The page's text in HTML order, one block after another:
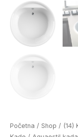
Početna / Shop / (14)
Aquaestil